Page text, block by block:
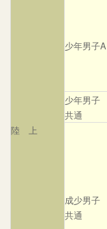
陸 上
少年男子A
少年男子
共通
成少男子
共通